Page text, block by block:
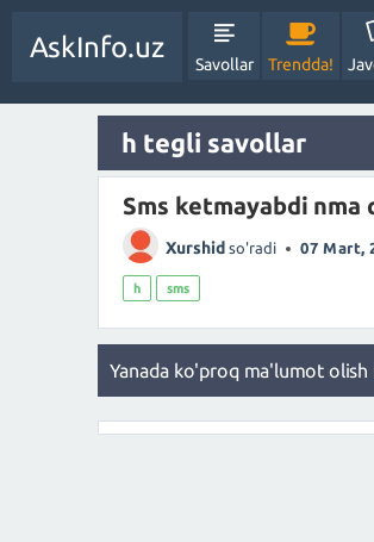
AskInfo.uz
Savollar Trendda!
h tegli savollar
Sms ketmayabdi nma
Xurshid so'radi 07 Mart,
h sms
Yanada ko'proq ma'lumot olish